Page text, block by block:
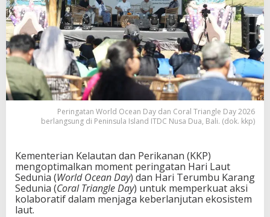
Peringatan World Ocean Day dan Coral Triangle Day 2026
berlangsung di Peninsula Island ITDC Nusa Dua, Bali. (dok. kkp)
Kementerian Kelautan dan Perikanan (KKP)
mengoptimalkan moment peringatan Hari Laut
Sedunia (World Ocean Day) dan Hari Terumbu Karang
Sedunia (Coral Triangle Day) untuk memperkuat aksi
kolaboratif dalam menjaga keberlanjutan ekosistem
laut.